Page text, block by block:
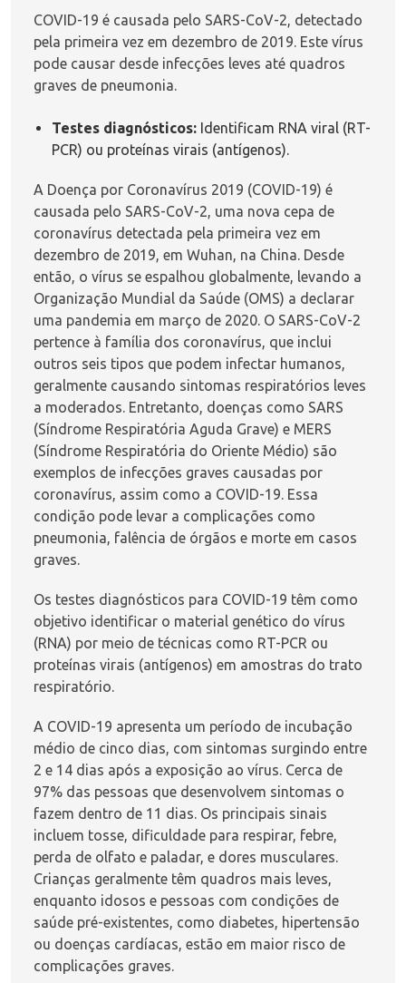
COVID-19 é causada pelo SARS-CoV-2, detectado
pela primeira vez em dezembro de 2019. Este vírus
pode causar desde infecções leves até quadros
graves de pneumonia.
Testes diagnósticos: Identificam RNA viral (RT-
PCR) ou proteínas virais (antígenos).
A Doença por Coronavírus 2019 (COVID-19) é
causada pelo SARS-CoV-2, uma nova cepa de
coronavírus detectada pela primeira vez em
dezembro de 2019, em Wuhan, na China. Desde
então, o vírus se espalhou globalmente, levando a
Organização Mundial da Saúde (OMS) a declarar
uma pandemia em março de 2020. O SARS-CoV-2
pertence à família dos coronavírus, que inclui
outros seis tipos que podem infectar humanos,
geralmente causando sintomas respiratórios leves
a moderados. Entretanto, doenças como SARS
(Síndrome Respiratória Aguda Grave) e MERS
(Síndrome Respiratória do Oriente Médio) são
exemplos de infecções graves causadas por
coronavírus, assim como a COVID-19. Essa
condição pode levar a complicações como
pneumonia, falência de órgãos e morte em casos
graves.
Os testes diagnósticos para COVID-19 têm como
objetivo identificar o material genético do vírus
(RNA) por meio de técnicas como RT-PCR ou
proteínas virais (antígenos) em amostras do trato
respiratório.
A COVID-19 apresenta um período de incubação
médio de cinco dias, com sintomas surgindo entre
2 e 14 dias após a exposição ao vírus. Cerca de
97% das pessoas que desenvolvem sintomas o
fazem dentro de 11 dias. Os principais sinais
incluem tosse, dificuldade para respirar, febre,
perda de olfato e paladar, e dores musculares.
Crianças geralmente têm quadros mais leves,
enquanto idosos e pessoas com condições de
saúde pré-existentes, como diabetes, hipertensão
ou doenças cardíacas, estão em maior risco de
complicações graves.